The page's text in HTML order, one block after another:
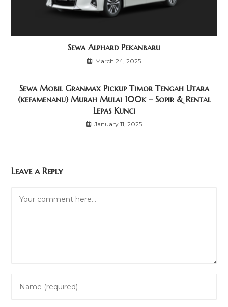
Sewa Alphard Pekanbaru
March 24, 2025
Sewa Mobil Granmax Pickup Timor Tengah Utara
(kefamenanu) Murah Mulai 100k – Sopir & Rental
Lepas Kunci
January 11, 2025
Leave a Reply
your